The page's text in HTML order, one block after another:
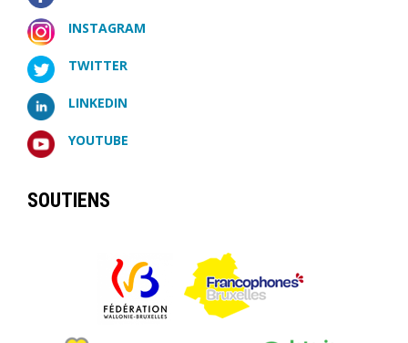
INSTAGRAM
TWITTER
LINKEDIN
YOUTUBE
SOUTIENS